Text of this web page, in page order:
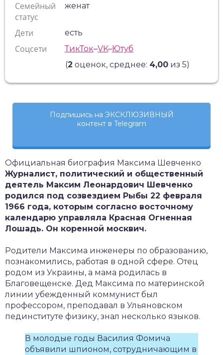
Семейный
статус
женат
Дети есть
Соцсети ТикТок–VK–Ютуб
(2 оценок, среднее: 4,00 из 5)
Подпишись на ЭКСКЛЮЗИВНЫЙ
контент в Telegram
Официальная биография Максима Шевченко
Журналист, политический и общественный
деятель Максим Леонардович Шевченко
родился под созвездием Рыбы 22 февраля
1966 года, которым согласно восточному
календарю управляла Красная Огненная
Лошадь. Он коренной москвич.
Родители Максима инженеры по образованию,
познакомились, работая в одной сфере. Отец
родом из Украины, а мама родилась в
Благовещенске. Дед Максима по материнской
линии убежденный коммунист был
профессором, преподавал в Ульяновском
пединституте физику, знал несколько языков.
В молодые годы Василия Фомича
объявили шпионом, сотрудничающим в